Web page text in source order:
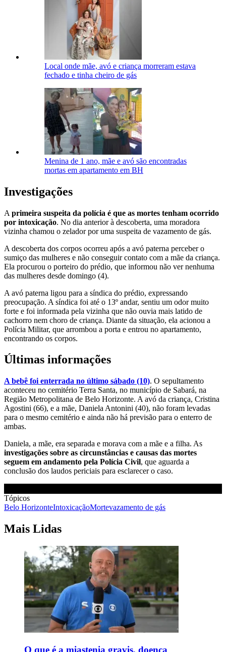
Local onde mãe, avó e criança morreram estava
fechado e tinha cheiro de gás
Menina de 1 ano, mãe e avó são encontradas
mortas em apartamento em BH
Investigações
A primeira suspeita da polícia é que as mortes tenham ocorrido
por intoxicação. No dia anterior à descoberta, uma moradora
vizinha chamou o zelador por uma suspeita de vazamento de gás.
A descoberta dos corpos ocorreu após a avó paterna perceber o
sumiço das mulheres e não conseguir contato com a mãe da criança.
Ela procurou o porteiro do prédio, que informou não ver nenhuma
das mulheres desde domingo (4).
A avó paterna ligou para a síndica do prédio, expressando
preocupação. A síndica foi até o 13º andar, sentiu um odor muito
forte e foi informada pela vizinha que não ouvia mais latido de
cachorro nem choro de criança. Diante da situação, ela acionou a
Polícia Militar, que arrombou a porta e entrou no apartamento,
encontrando os corpos.
Últimas informações
A bebê foi enterrada no último sábado (10). O sepultamento
aconteceu no cemitério Terra Santa, no município de Sabará, na
Região Metropolitana de Belo Horizonte. A avó da criança, Cristina
Agostini (66), e a mãe, Daniela Antonini (40), não foram levadas
para o mesmo cemitério e ainda não há previsão para o enterro de
ambas.
Daniela, a mãe, era separada e morava com a mãe e a filha. As
investigações sobre as circunstâncias e causas das mortes
seguem em andamento pela Polícia Civil, que aguarda a
conclusão dos laudos periciais para esclarecer o caso.
Tópicos
Belo HorizonteIntoxicaçãoMortevazamento de gás
Mais Lidas
O que é a miastenia gravis, doença